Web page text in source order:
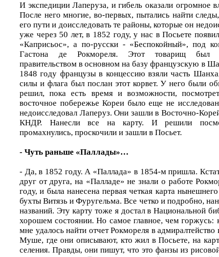
И экспедиции Лаперуза, и гибель оказали огромное
После него многие, во-первых, пытались найти
его пути и доисследовать те районы, которые он
уже через 50 лет, в 1852 году, у нас в Посьете
«Каприсьос», а по-русски - «Беспокойный», под
Гастона де Рокмореля. Этот товарищ был
правительством в основном на базу французскую в
1848 году французы в концессию взяли часть
силы и флага был послан этот корвет. У него были
решил, пока есть время и возможности,
восточное побережье Кореи было еще не
недоисследовал Лаперуз. Они зашли в Восточно-
КНДР. Нанесли все на карту. И решили
промахнулись, проскочили и зашли в Посьет.
- Чуть раньше «Паллады»…
- Да, в 1852 году. А «Паллада» в 1854-м пришла.
друг от друга, на «Палладе» не знали о работе
году, и была нанесена первая четкая карта
бухты Витязь и Фуругельма. Все четко и подробно,
названий. Эту карту тоже я достал в Национальной
хорошем состоянии. Но самое главное, чем горжусь:
мне удалось найти отчет Рокмореля в
Муше, где они описывают, кто жил в Посьете, на
селения. Правды, они пишут, что это фанзы из